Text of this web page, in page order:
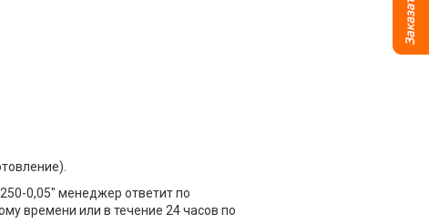
0,05" менеджер ответит по
времени или в течение 24 часов по